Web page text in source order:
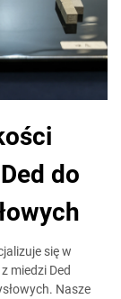
do
się w
miedzi Ded
Nasze